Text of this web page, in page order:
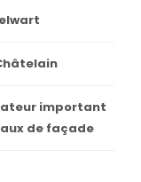
important
de façade